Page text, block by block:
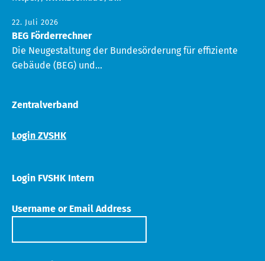
22. Juli 2026
BEG Förderrechner
Die Neugestaltung der Bundesörderung für effiziente
Gebäude (BEG) und...
Zentralverband
Login ZVSHK
Login FVSHK Intern
Username or Email Address